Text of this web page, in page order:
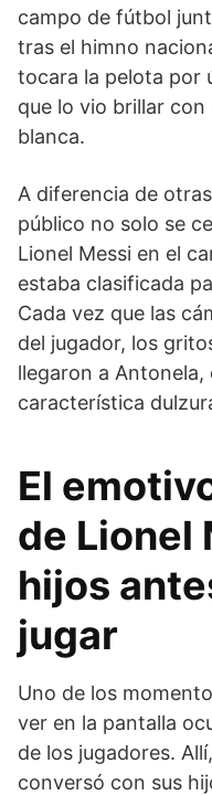
campo de fútbol
tras el himno
tocara la pelota por
que lo vio brillar
blanca.
A diferencia de
público no solo se
Lionel Messi en el
estaba clasificada
Cada vez que las
del jugador, los
llegaron a
característica
El
de Lionel
hijos
jugar
Uno de los
ver en la pantalla
de los jugadores.
conversó con sus